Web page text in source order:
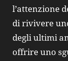
l’attenzione
di rivivere
degli ultimi
offrire uno